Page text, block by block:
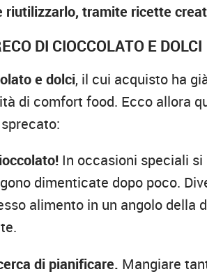
riutilizzarlo, tramite ricette
DI CIOCCOLATO E DOLCI
e dolci, il cui acquisto ha
di comfort food. Ecco allora
In occasioni speciali
dimenticate dopo poco.
alimento in un angolo della
di pianificare. Mangiare